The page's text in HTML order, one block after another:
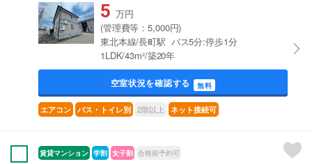
5 万円
(管理費等：5,000円)
東北本線/長町駅 バス5分:停歩1分
1LDK/43m²/築20年
空室状況を確認する 無料
エアコン バス・トイレ別 2階以上 ネット接続可
賃貸マンション 学割 女子割 合格前予約可